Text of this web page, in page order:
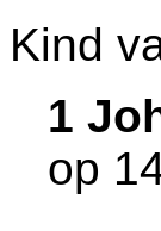
Kind
1
op